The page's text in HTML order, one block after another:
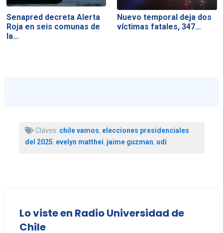
Senapred decreta Alerta
Roja en seis comunas de
la…
Nuevo temporal deja dos
víctimas fatales, 347…
Claves: chile vamos, elecciones presidenciales
del 2025, evelyn matthei, jaime guzman, udi
Lo viste en Radio Universidad de
Chile